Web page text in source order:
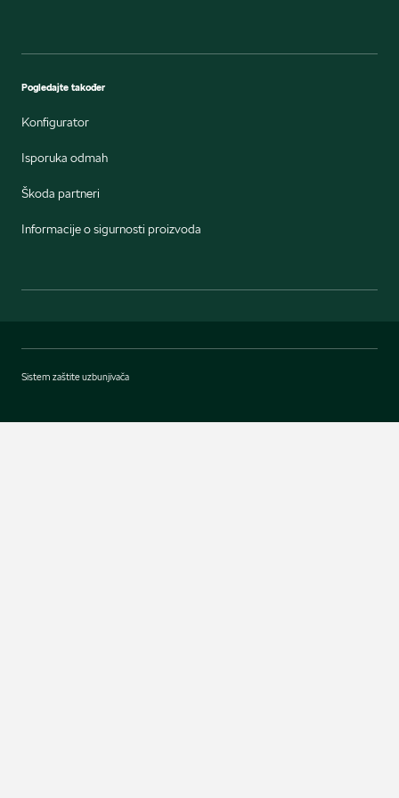
Pogledajte također
Konfigurator
Isporuka odmah
Škoda partneri
Informacije o sigurnosti proizvoda
Sistem zaštite uzbunjivača